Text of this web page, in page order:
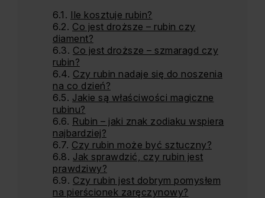
Ile kosztuje rubin?
Co jest droższe – rubin czy
diament?
Co jest droższe – szmaragd czy
rubin?
Czy rubin nadaje się do noszenia
na co dzień?
Jakie są właściwości magiczne
rubinu?
Rubin – jaki znak zodiaku wspiera
najbardziej?
Czy rubin może być sztuczny?
Jak sprawdzić, czy rubin jest
prawdziwy?
Czy rubin jest dobrym pomysłem
na pierścionek zaręczynowy?